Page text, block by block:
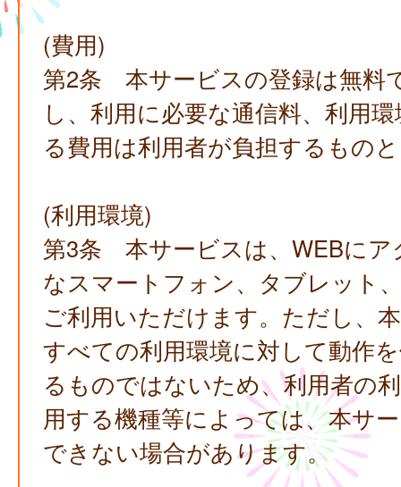
(費用)
第2条 本サービスの登録は無料
し、利用に必要な通信料、利用
る費用は利用者が負担するもの
(利用環境)
第3条 本サービスは、WEBにア
なスマートフォン、タブレット
ご利用いただけます。ただし、
すべての利用環境に対して動作
るものではないため、利用者の
用する機種等によっては、本サ
できない場合があります。